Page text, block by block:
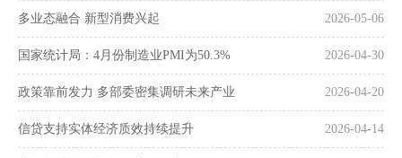
县域服务
案例中心
联系我们
在线留言
立105周年 2026-05-06
多业态融合 新型消费兴起
2026-04-30
国家统计局：4月份制造业PMI为50.3%
2026-04-20
政策靠前发力 多部委密集调研未来产业
2026-04-14
信贷支持实体经济质效持续提升